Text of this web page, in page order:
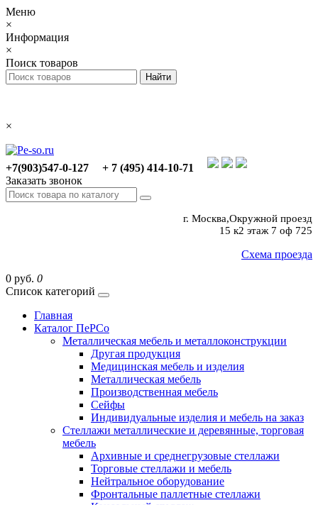
Меню
×
Информация
×
Поиск товаров
×
+7(903)547-0-127
+ 7 (495) 414-10-71
Заказать звонок
г. Москва,Окружной проезд
15 к2 этаж 7 оф 725
Схема проезда
0 руб. 0
Список категорий
Главная
Каталог ПеРСо
Металлическая мебель и металлоконструкции
Другая продукция
Медицинская мебель и изделия
Металлическая мебель
Производственная мебель
Сейфы
Индивидуальные изделия и мебель на заказ
Стеллажи металлические и деревянные, торговая
мебель
Архивные и среднегрузовые стеллажи
Торговые стеллажи и мебель
Нейтральное оборудование
Фронтальные паллетные стеллажи